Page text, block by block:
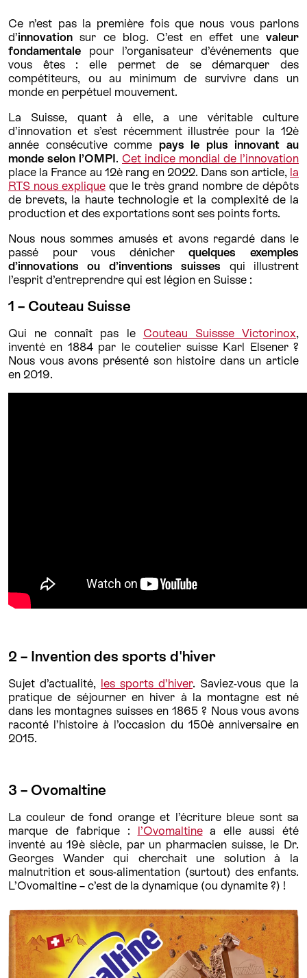
Ce n’est pas la première fois que nous vous parlons
d’innovation sur ce blog. C’est en effet une valeur
fondamentale pour l’organisateur d’événements que
vous êtes : elle permet de se démarquer des
compétiteurs, ou au minimum de survivre dans un
monde en perpétuel mouvement.
La Suisse, quant à elle, a une véritable culture
d’innovation et s’est récemment illustrée pour la 12è
année consécutive comme pays le plus innovant au
monde selon l’OMPI. Cet indice mondial de l’innovation
place la France au 12è rang en 2022. Dans son article, la
RTS nous explique que le très grand nombre de dépôts
de brevets, la haute technologie et la complexité de la
production et des exportations sont ses points forts.
Nous nous sommes amusés et avons regardé dans le
passé pour vous dénicherquelques exemples
d’innovations ou d’inventions suisses qui illustrent
l’esprit d’entreprendre qui est légion en Suisse :
1 – Couteau Suisse
Qui ne connaît pas le Couteau Suissse Victorinox,
inventé en 1884 par le coutelier suisse Karl Elsener ?
Nous vous avons présenté son histoire dans un article
en 2019.
2 – Invention des sports d'hiver
Sujet d’actualité, les sports d’hiver. Saviez-vous que la
pratique de séjourner en hiver à la montagne est né
dans les montagnes suisses en 1865 ? Nous vous avons
raconté l’histoire à l’occasion du 150è anniversaire en
2015.
3 – Ovomaltine
La couleur de fond orange et l’écriture bleue sont sa
marque de fabrique : l’Ovomaltinea elle aussi été
inventé au 19è siècle, par un pharmacien suisse, le Dr.
Georges Wander qui cherchait une solution à la
malnutrition et sous-alimentation (surtout) des enfants.
L’Ovomaltine – c’est de la dynamique (ou dynamite ?) !